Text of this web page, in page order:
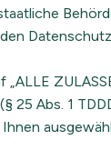
„ALLE
25 Abs. 1